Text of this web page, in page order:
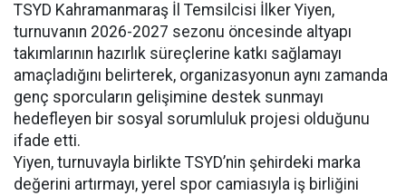
TSYD Kahramanmaraş İl Temsilcisi İlker Yiyen,
turnuvanın 2026-2027 sezonu öncesinde altyapı
takımlarının hazırlık süreçlerine katkı sağlamayı
amaçladığını belirterek, organizasyonun aynı zamanda
genç sporcuların gelişimine destek sunmayı
hedefleyen bir sosyal sorumluluk projesi olduğunu
ifade etti.
Yiyen, turnuvayla birlikte TSYD’nin şehirdeki marka
değerini artırmayı, yerel spor camiasıyla iş birliğini